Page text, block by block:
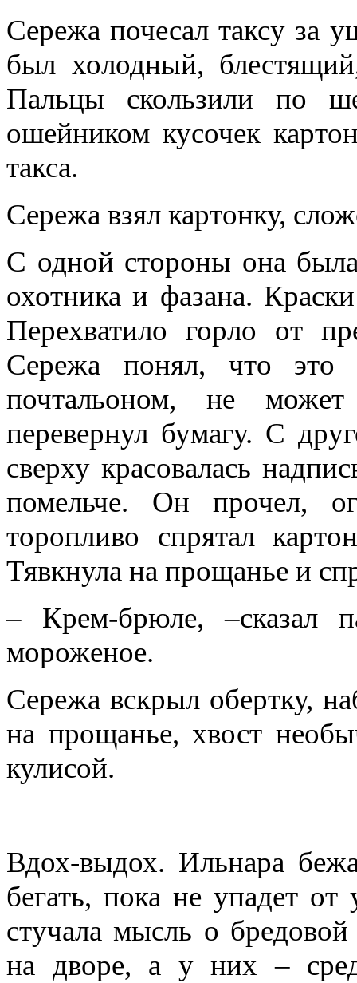
Сережа почесал таксу за
был холодный,
Пальцы скользили по
ошейником кусочек
такса.
Сережа взял картонку,
С одной стороны она
охотника и фазана.
Перехватило горло от
Сережа понял, что
почтальоном, не
перевернул бумагу. С
сверху красовалась
помельче. Он прочел,
торопливо спрятал
Тявкнула на прощанье и
– Крем-брюле, –сказал
мороженое.
Сережа вскрыл обертку,
на прощанье, хвост
кулисой.
Вдох-выдох. Ильнара
бегать, пока не упадет от
стучала мысль о
на дворе, а у них –